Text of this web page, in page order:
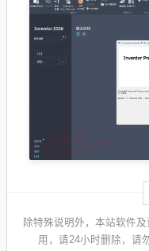
除特殊说明外，本站软件
用，请24小时删除，请